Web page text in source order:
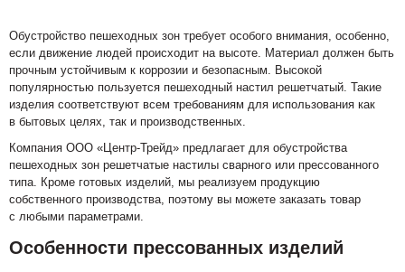
Обустройство пешеходных зон требует особого внимания, особенно,
если движение людей происходит на высоте. Материал должен быть
прочным устойчивым к коррозии и безопасным. Высокой
популярностью пользуется пешеходный настил решетчатый. Такие
изделия соответствуют всем требованиям для использования как
в бытовых целях, так и производственных.
Компания ООО «Центр-Трейд» предлагает для обустройства
пешеходных зон решетчатые настилы сварного или прессованного
типа. Кроме готовых изделий, мы реализуем продукцию
собственного производства, поэтому вы можете заказать товар
с любыми параметрами.
Особенности прессованных изделий